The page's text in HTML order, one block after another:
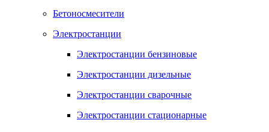
Бетоносмесители
Электростанции
Электростанции бензиновые
Электростанции дизельные
Электростанции сварочные
Электростанции стационарные